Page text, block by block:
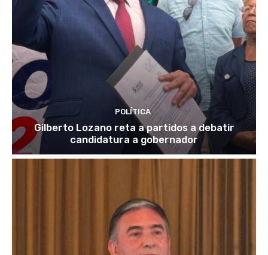
POLÍTICA
Gilberto Lozano reta a partidos a debatir
candidatura a gobernador